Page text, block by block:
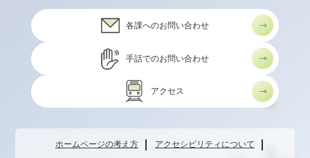
各課へのお問い合わせ
手話でのお問い合わせ
アクセス
ホームページの考え方 アクセシビリティについて